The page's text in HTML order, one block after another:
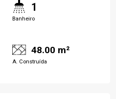
1
Banheiro
48.00 m²
A. Construída